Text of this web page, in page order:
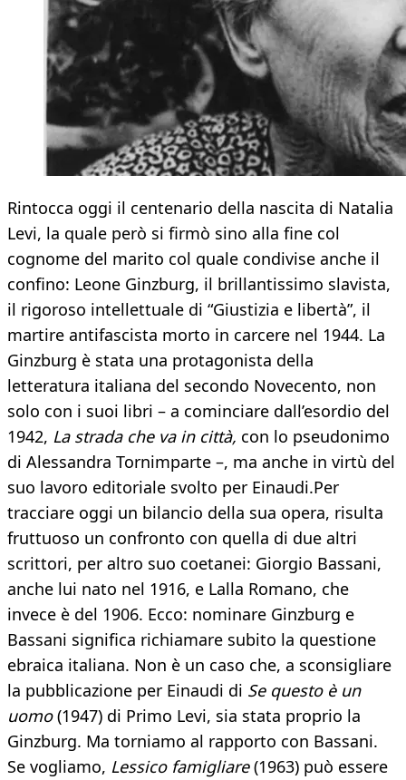
Rintocca oggi il centenario della nascita di Natalia
Levi, la quale però si firmò sino alla fine col
cognome del marito col quale condivise anche il
confino: Leone Ginzburg, il brillantissimo slavista,
il rigoroso intellettuale di “Giustizia e libertà”, il
martire antifascista morto in carcere nel 1944. La
Ginzburg è stata una protagonista della
letteratura italiana del secondo Novecento, non
solo con i suoi libri – a cominciare dall’esordio del
1942, La strada che va in città, con lo pseudonimo
di Alessandra Tornimparte –, ma anche in virtù del
suo lavoro editoriale svolto per Einaudi.Per
tracciare oggi un bilancio della sua opera, risulta
fruttuoso un confronto con quella di due altri
scrittori, per altro suo coetanei: Giorgio Bassani,
anche lui nato nel 1916, e Lalla Romano, che
invece è del 1906. Ecco: nominare Ginzburg e
Bassani significa richiamare subito la questione
ebraica italiana. Non è un caso che, a sconsigliare
la pubblicazione per Einaudi di Se questo è un
uomo(1947) di Primo Levi, sia stata proprio la
Ginzburg. Ma torniamo al rapporto con Bassani.
Se vogliamo, Lessico famigliare(1963) può essere